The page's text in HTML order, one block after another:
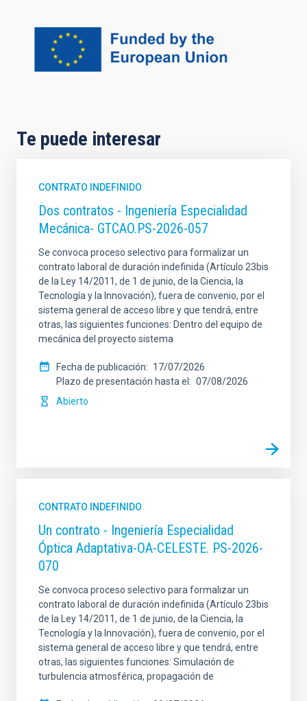
Te puede interesar
CONTRATO INDEFINIDO
Dos contratos - Ingeniería Especialidad
Mecánica- GTCAO.PS-2026-057
Se convoca proceso selectivo para formalizar un
contrato laboral de duración indefinida (Artículo 23bis
de la Ley 14/2011, de 1 de junio, de la Ciencia, la
Tecnología y la Innovación), fuera de convenio, por el
sistema general de acceso libre y que tendrá, entre
otras, las siguientes funciones: Dentro del equipo de
mecánica del proyecto sistema
Fecha de publicación
17/07/2026
Plazo de presentación hasta el
07/08/2026
Abierto
CONTRATO INDEFINIDO
Un contrato - Ingeniería Especialidad
Óptica Adaptativa-OA-CELESTE. PS-2026-
070
Se convoca proceso selectivo para formalizar un
contrato laboral de duración indefinida (Artículo 23bis
de la Ley 14/2011, de 1 de junio, de la Ciencia, la
Tecnología y la Innovación), fuera de convenio, por el
sistema general de acceso libre y que tendrá, entre
otras, las siguientes funciones: Simulación de
turbulencia atmosférica, propagación de